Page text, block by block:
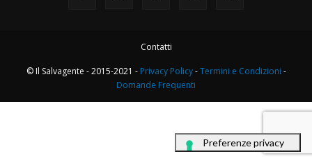
Contatti
© Il Salvagente - 2015-2021 - Privacy Policy-Termini e Condizioni -
Domande Frequenti